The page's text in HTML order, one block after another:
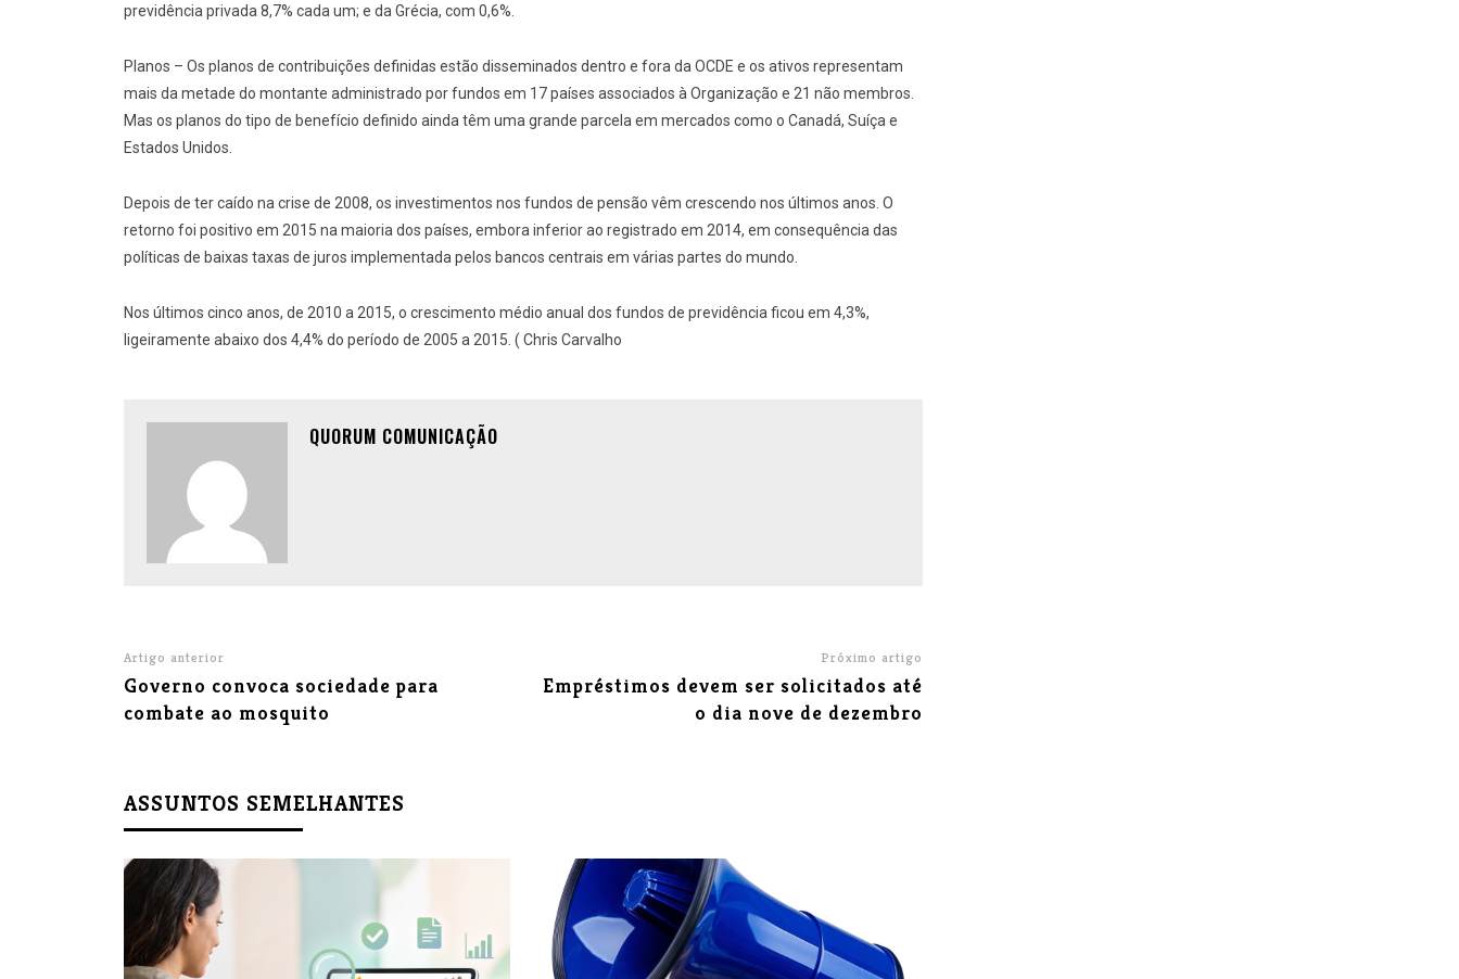
previdência privada 8,7% cada um; e da Grécia, com 0,6%.
Planos – Os planos de contribuições definidas estão disseminados dentro e fora da OCDE e os ativos representam
mais da metade do montante administrado por fundos em 17 países associados à Organização e 21 não membros.
Mas os planos do tipo de benefício definido ainda têm uma grande parcela em mercados como o Canadá, Suíça e
Estados Unidos.
Depois de ter caído na crise de 2008, os investimentos nos fundos de pensão vêm crescendo nos últimos anos. O
retorno foi positivo em 2015 na maioria dos países, embora inferior ao registrado em 2014, em consequência das
políticas de baixas taxas de juros implementada pelos bancos centrais em várias partes do mundo.
Nos últimos cinco anos, de 2010 a 2015, o crescimento médio anual dos fundos de previdência ficou em 4,3%,
ligeiramente abaixo dos 4,4% do período de 2005 a 2015. ( Chris Carvalho
QUORUM COMUNICAÇÃO
Artigo anterior
Governo convoca sociedade para
combate ao mosquito
Próximo artigo
Empréstimos devem ser solicitados até
o dia nove de dezembro
ASSUNTOS SEMELHANTES